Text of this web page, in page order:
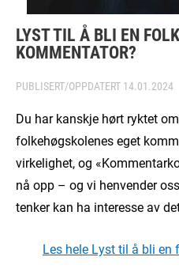
LYST TIL Å BLI EN
KOMMENTATOR?
PUBLISERT/OPPDATERT 14.01.2024
Du har kanskje hørt ryktet
folkehøgskolenes eget
virkelighet, og
nå opp – og vi henvender
tenker kan ha interesse av
Les hele Lyst til å bli en